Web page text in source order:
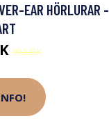
EAR HÖRLURAR -
990 SEK